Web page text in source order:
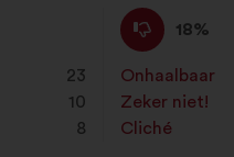
23
10
8
Niet
mee
eens
:
18%
Dit
voorstel
is
gekwalificeerd
als:
Onhaalbaar
:keer
Zeker niet!
:keer
Cliché
:keer